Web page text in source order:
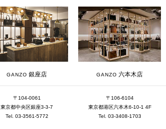
GANZO 銀座店
〒104-0061
東京都中央区銀座3-3-7
Tel. 03-3561-5772
GANZO 六本木店
〒106-6104
東京都港区六本木6-10-1 4F
Tel. 03-3408-1703